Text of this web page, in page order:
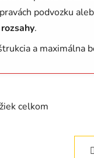
podvozku
.
a maximálna
celkom